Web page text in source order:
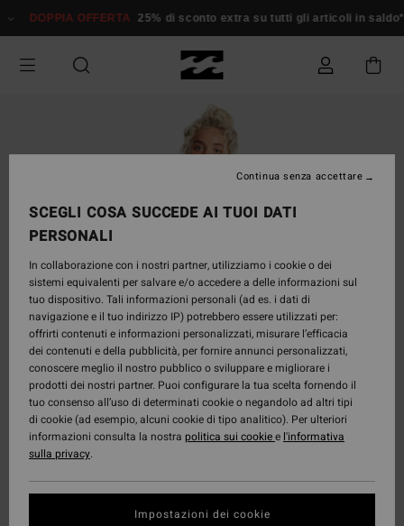
alle
prodotto
DOPPIA OFFERTA 25% di sconto extra su tutti gli articoli in
SCEGLI COSA SUCCEDE AI TUOI DATI
PERSONALI
In collaborazione con i nostri partner, utilizziamo i cookie o dei
sistemi equivalenti per salvare e/o accedere a delle informazioni sul
tuo dispositivo. Tali informazioni personali (ad es. i dati di
navigazione e il tuo indirizzo IP) potrebbero essere utilizzati per:
offrirti contenuti e informazioni personalizzati, misurare l’efficacia
dei contenuti e della pubblicità, per fornire annunci personalizzati,
conoscere meglio il nostro pubblico o sviluppare e migliorare i
prodotti dei nostri partner. Puoi configurare la tua scelta fornendo il
tuo consenso all’uso di determinati cookie o negandolo ad altri tipi
di cookie (ad esempio, alcuni cookie di tipo analitico). Per ulteriori
informazioni consulta la nostra politica sui cookiee l'informativa
sulla privacy.
Impostazioni dei cookie
Continua senza accettare